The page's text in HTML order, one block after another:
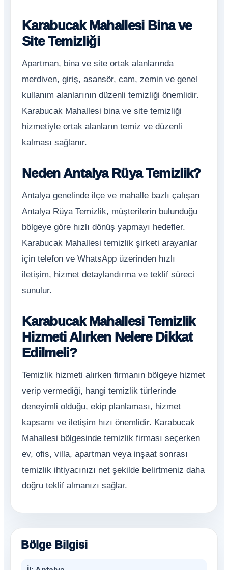
Karabucak Mahallesi Bina ve
Site Temizliği
Apartman, bina ve site ortak alanlarında
merdiven, giriş, asansör, cam, zemin ve genel
kullanım alanlarının düzenli temizliği önemlidir.
Karabucak Mahallesi bina ve site temizliği
hizmetiyle ortak alanların temiz ve düzenli
kalması sağlanır.
Neden Antalya Rüya Temizlik?
Antalya genelinde ilçe ve mahalle bazlı çalışan
Antalya Rüya Temizlik, müşterilerin bulunduğu
bölgeye göre hızlı dönüş yapmayı hedefler.
Karabucak Mahallesi temizlik şirketi arayanlar
için telefon ve WhatsApp üzerinden hızlı
iletişim, hizmet detaylandırma ve teklif süreci
sunulur.
Karabucak Mahallesi Temizlik
Hizmeti Alırken Nelere Dikkat
Edilmeli?
Temizlik hizmeti alırken firmanın bölgeye hizmet
verip vermediği, hangi temizlik türlerinde
deneyimli olduğu, ekip planlaması, hizmet
kapsamı ve iletişim hızı önemlidir. Karabucak
Mahallesi bölgesinde temizlik firması seçerken
ev, ofis, villa, apartman veya inşaat sonrası
temizlik ihtiyacınızı net şekilde belirtmeniz daha
doğru teklif almanızı sağlar.
Bölge Bilgisi